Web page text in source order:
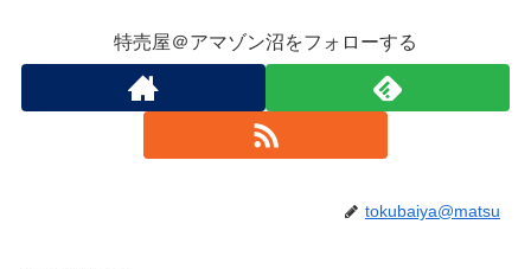
特売屋＠アマゾン沼をフォローする
tokubaiya@matsu